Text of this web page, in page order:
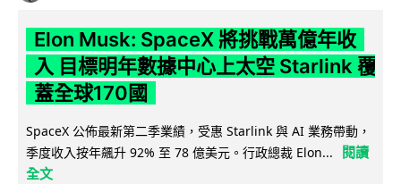
Elon Musk: SpaceX 將挑戰萬億年收
入 目標明年數據中心上太空 Starlink 覆
蓋全球170國
SpaceX 公佈最新第二季業績，受惠 Starlink 與 AI 業務帶動，
季度收入按年飆升 92% 至 78 億美元。行政總裁 Elon...
閱讀
全文